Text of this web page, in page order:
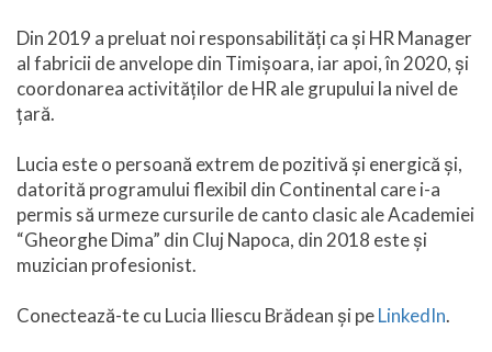
Din 2019 a preluat noi responsabilități ca și HR Manager
al fabricii de anvelope din Timișoara, iar apoi, în 2020, și
coordonarea activităților de HR ale grupului la nivel de
țară.
Lucia este o persoană extrem de pozitivă și energică și,
datorită programului flexibil din Continental care i-a
permis să urmeze cursurile de canto clasic ale Academiei
“Gheorghe Dima” din Cluj Napoca, din 2018 este și
muzician profesionist.
Conectează-te cu Lucia Iliescu Brădean și peLinkedIn.